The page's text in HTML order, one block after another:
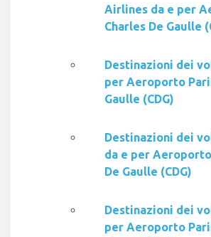
Airlines da e per
Charles De Gaulle
Destinazioni dei
per Aeroporto
Gaulle (CDG)
Destinazioni dei
da e per
De Gaulle (CDG)
Destinazioni dei
per Aeroporto